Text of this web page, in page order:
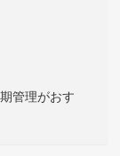
管理がおす